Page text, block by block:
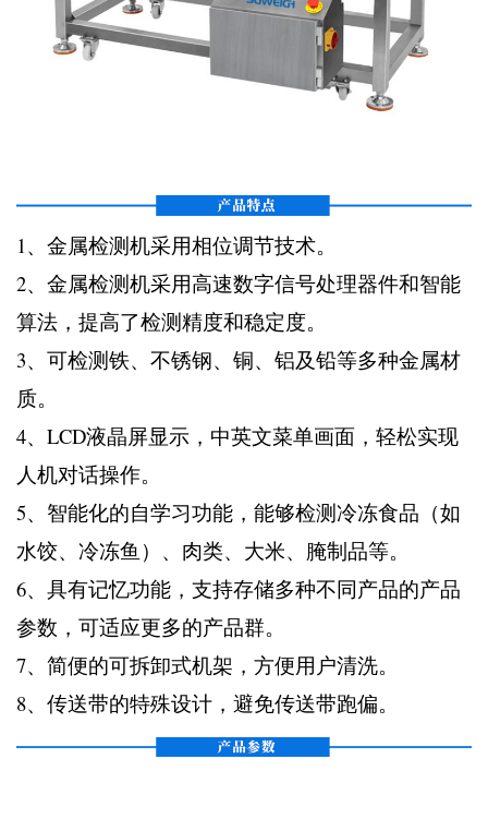
1、金属检测机采用相位调节技术。
2、金属检测机采用高速数字信号处理器件和智能
算法，提高了检测精度和稳定度。
3、可检测铁、不锈钢、铜、铝及铅等多种金属材
质。
4、LCD液晶屏显示，中英文菜单画面，轻松实现
人机对话操作。
5、智能化的自学习功能，能够检测冷冻食品（如
水饺、冷冻鱼）、肉类、大米、腌制品等。
6、具有记忆功能，支持存储多种不同产品的产品
参数，可适应更多的产品群。
7、简便的可拆卸式机架，方便用户清洗。
8、传送带的特殊设计，避免传送带跑偏。